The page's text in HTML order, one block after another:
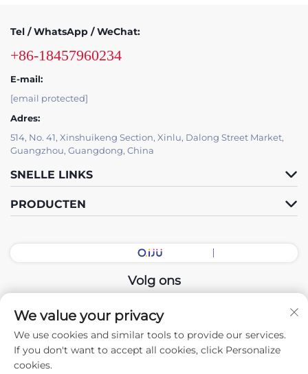
Tel / WhatsApp / WeChat:
+86-18457960234
E-mail:
[email protected]
Adres:
514, No. 41, Xinshuikeng Section, Xinlu, Dalong Street Market,
Guangzhou, Guangdong, China
SNELLE LINKS
PRODUCTEN
Volg ons
Copyright © 2026 China Guangdong Exhibition Hall Intelligent
Equipment Co., Ltd. Alle rechten voorbehouden. -
Privacybeleid
We value your privacy
We use cookies and similar tools to provide our services.
If you don't want to accept all cookies, click Personalize
cookies.